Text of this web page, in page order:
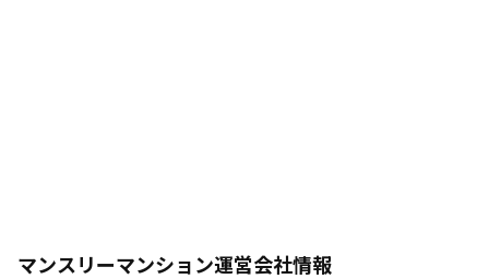
マンスリーマンション運営会社情報